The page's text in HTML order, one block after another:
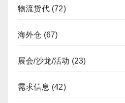
物流货代(72)
海外仓 (67)
展会/沙龙/活动 (23)
需求信息 (42)